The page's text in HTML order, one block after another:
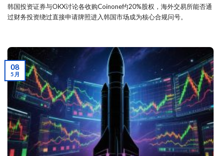
韩国投资证券与OKX讨论各收购Coinone约20%股权，海外交易所能否通
过财务投资绕过直接申请牌照进入韩国市场成为核心合规问号。
08
5 月